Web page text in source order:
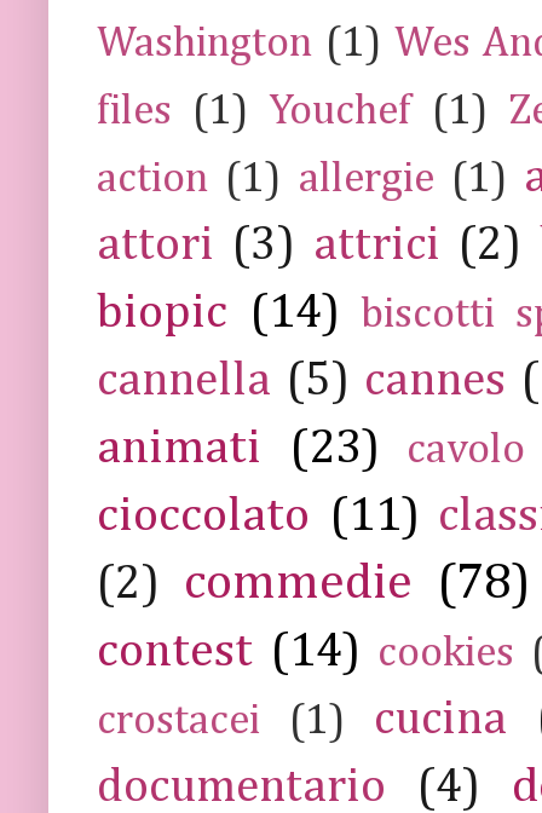
Washington (1) Wes
files
(1) Youchef (1)
action (1) allergie (1)
attori (3) attrici (2)
biopic (14) biscotti
cannella (5) cannes
animati
(23) cavolo
cioccolato (11)
(2)
commedie (78)
contest (14) cookies
crostacei
(1) cucina
documentario
(4)